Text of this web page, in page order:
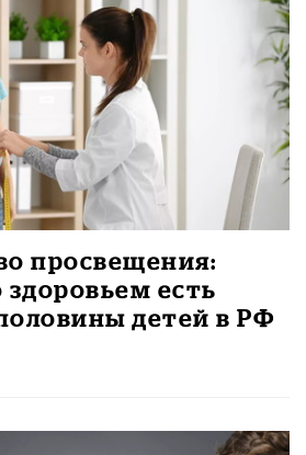
просвещения:
есть
детей в РФ